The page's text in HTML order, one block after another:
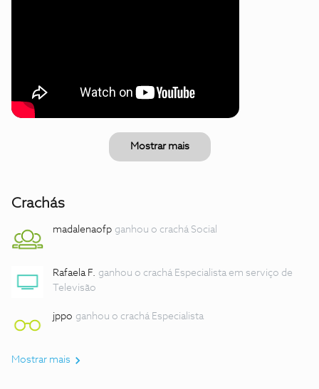
Mostrar mais
Crachás
madalenaofp ganhou o crachá Social
Rafaela F. ganhou o crachá Especialista em serviço de
Televisão
jppo ganhou o crachá Especialista
Mostrar mais